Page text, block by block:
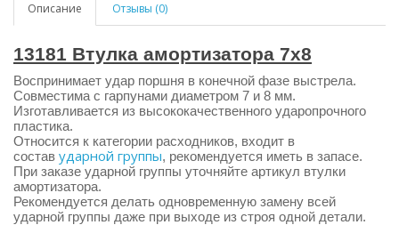
Описание Отзывы (0)
13181 Втулка амортизатора 7х8
Воспринимает удар поршня в конечной фазе выстрела.
Совместима с гарпунами диаметром 7 и 8 мм.
Изготавливается из высококачественного ударопрочного
пластика.
Относится к категории расходников, входит в
состав ударной группы, рекомендуется иметь в запасе.
При заказе ударной группы уточняйте артикул втулки
амортизатора.
Рекомендуется делать одновременную замену всей
ударной группы даже при выходе из строя одной детали.